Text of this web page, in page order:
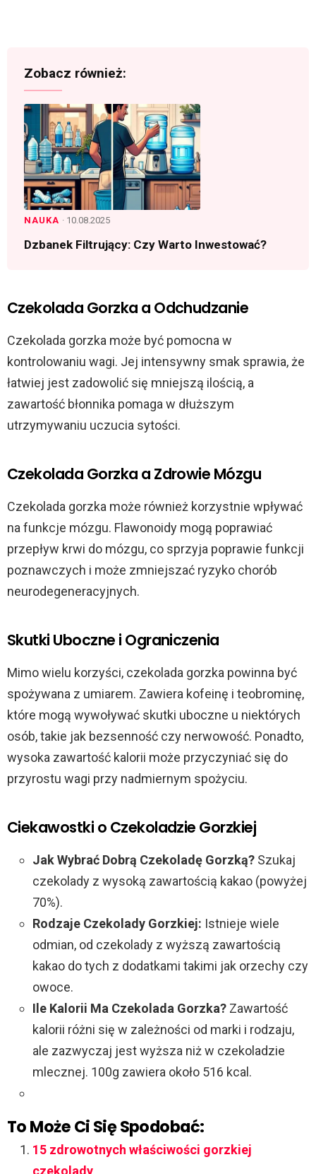
Zobacz również:
NAUKA · 10.08.2025
Dzbanek Filtrujący: Czy Warto Inwestować?
Czekolada Gorzka a Odchudzanie
Czekolada gorzka może być pomocna w
kontrolowaniu wagi. Jej intensywny smak sprawia, że
łatwiej jest zadowolić się mniejszą ilością, a
zawartość błonnika pomaga w dłuższym
utrzymywaniu uczucia sytości.
Czekolada Gorzka a Zdrowie Mózgu
Czekolada gorzka może również korzystnie wpływać
na funkcje mózgu. Flawonoidy mogą poprawiać
przepływ krwi do mózgu, co sprzyja poprawie funkcji
poznawczych i może zmniejszać ryzyko chorób
neurodegeneracyjnych.
Skutki Uboczne i Ograniczenia
Mimo wielu korzyści, czekolada gorzka powinna być
spożywana z umiarem. Zawiera kofeinę i teobrominę,
które mogą wywoływać skutki uboczne u niektórych
osób, takie jak bezsenność czy nerwowość. Ponadto,
wysoka zawartość kalorii może przyczyniać się do
przyrostu wagi przy nadmiernym spożyciu.
Ciekawostki o Czekoladzie Gorzkiej
Jak Wybrać Dobrą Czekoladę Gorzką? Szukaj
czekolady z wysoką zawartością kakao (powyżej
70%).
Rodzaje Czekolady Gorzkiej: Istnieje wiele
odmian, od czekolady z wyższą zawartością
kakao do tych z dodatkami takimi jak orzechy czy
owoce.
Ile Kalorii Ma Czekolada Gorzka? Zawartość
kalorii różni się w zależności od marki i rodzaju,
ale zazwyczaj jest wyższa niż w czekoladzie
mlecznej. 100g zawiera około 516 kcal.
To Może Ci Się Spodobać:
15 zdrowotnych właściwości gorzkiej